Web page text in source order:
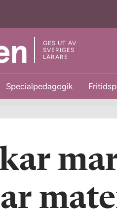
GES UT AV
SVERIGES
LÄRARE
Specialpedagogik